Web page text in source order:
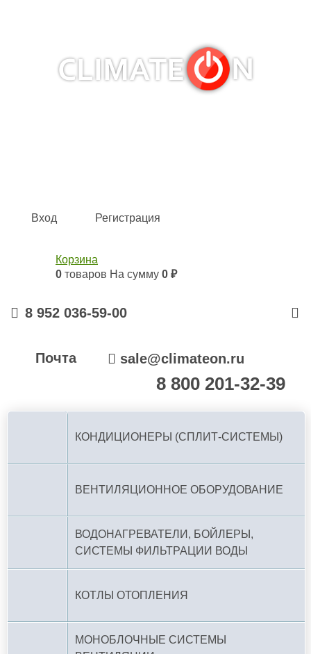
Вход Регистрация
Корзина
0 товаров На сумму 0 ₽
8 952 036-59-00
Почта sale@climateon.ru
8 800 201-32-39
КОНДИЦИОНЕРЫ (СПЛИТ-СИСТЕМЫ)
ВЕНТИЛЯЦИОННОЕ ОБОРУДОВАНИЕ
ВОДОНАГРЕВАТЕЛИ, БОЙЛЕРЫ,
СИСТЕМЫ ФИЛЬТРАЦИИ ВОДЫ
КОТЛЫ ОТОПЛЕНИЯ
МОНОБЛОЧНЫЕ СИСТЕМЫ